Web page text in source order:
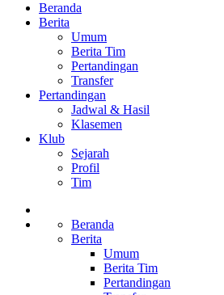
Beranda
Berita
Umum
Berita Tim
Pertandingan
Transfer
Pertandingan
Jadwal & Hasil
Klasemen
Klub
Sejarah
Profil
Tim
Beranda
Berita
Umum
Berita Tim
Pertandingan